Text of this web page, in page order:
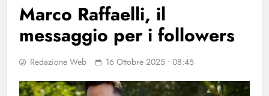
Marco Raffaelli, il
messaggio per i followers
Redazione Web 16 Ottobre 2025 • 08:45